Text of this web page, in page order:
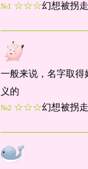
№1 ☆☆☆幻想被拐
一般来说，名字取得
义的
№2 ☆☆☆幻想被拐